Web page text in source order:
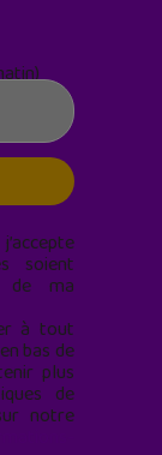
soient
de ma
à tout
bas de
plus
de
notre